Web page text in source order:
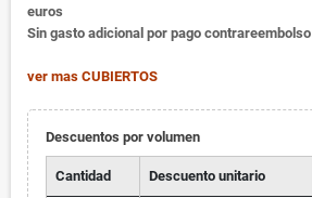
euros
Sin gasto adicional por pago contrareembolso
ver mas CUBIERTOS
Descuentos por volumen
Cantidad Descuento unitario